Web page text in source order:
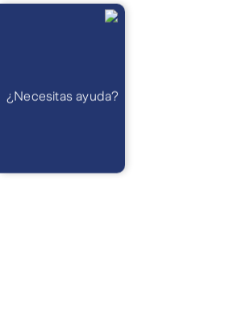
¿Necesitas ayuda?
Llámanos
Atención 24